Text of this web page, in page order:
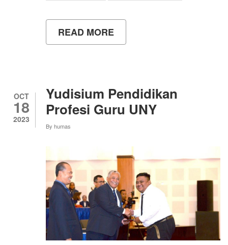
READ MORE
YUDISIUM
UNY
OCT
18
2023
Yudisium Pendidikan
Profesi Guru UNY
By humas